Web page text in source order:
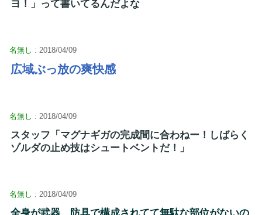
ヨ！」って書いてるんだよな
名無し : 2018/04/09
広域ぶっ放の爽快感
名無し : 2018/04/09
スタッフ「マグナギガの完成間に合わねー！しばらく
ゾルダの止め技はシュートベントだ！」
名無し : 2018/04/09